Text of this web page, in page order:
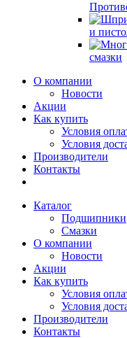
и
смазки
О компании
Новости
Акции
Как купить
Условия
Условия
Производители
Контакты
Каталог
Подшипники
Смазки
О компании
Новости
Акции
Как купить
Условия
Условия
Производители
Контакты